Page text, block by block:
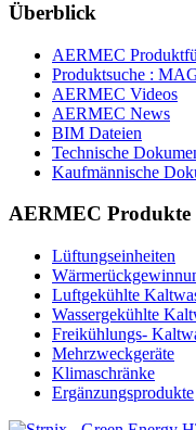
Überblick
AERMEC
Produktsuche :
AERMEC Videos
AERMEC News
BIM Dateien
Technische
Kaufmännische
AERMEC Produkte
Lüftungseinheiten
Luftgekühlte
Wassergekühlte
Freikühlungs-
Mehrzweckgeräte
Klimaschränke
Ergänzungsprodukte